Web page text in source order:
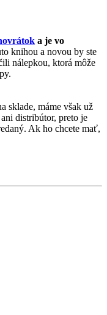
a je vo
knihou a novou by ste
nálepkou, ktorá môže
sklade, máme však už
distribútor, preto je
Ak ho chcete mať,